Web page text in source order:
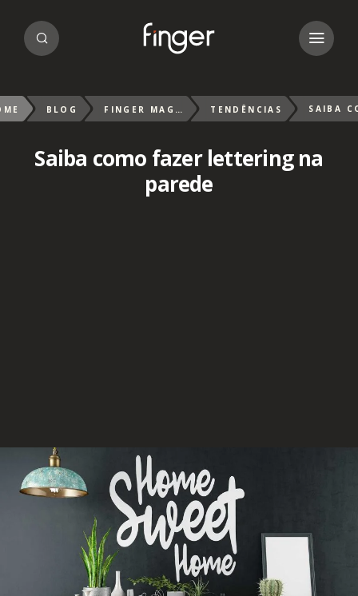
BLOG FINGER MAGAZIN TENDÊNCIAS
Saiba como fazer lettering na
parede